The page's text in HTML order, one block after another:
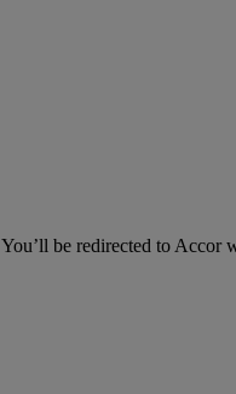
You’ll be redirected to Accor